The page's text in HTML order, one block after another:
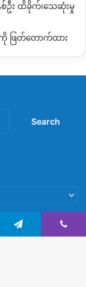
ဦး ထိခိုက်၊သေဆုံးမှု
ကို ဖြတ်တောက်ထား
Viber